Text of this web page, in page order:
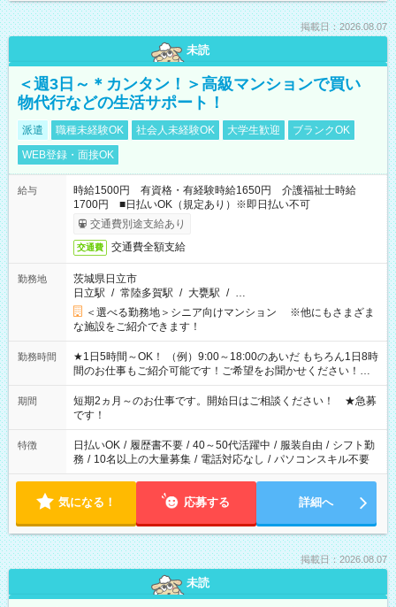
掲載日：2026.08.07
未読
＜週3日～＊カンタン！＞高級マンションで買い
物代行などの生活サポート！
派遣 職種未経験OK 社会人未経験OK 大学生歓迎
ブランクOK
WEB登録・面接OK
給与
時給1500円 有資格・有経験時給1650円 介護福祉士時給
1700円 ■日払いOK（規定あり）※即日払い不可
交通費別途支給あり
交通費 交通費全額支給
勤務地
茨城県日立市
日立駅 / 常陸多賀駅 / 大甕駅 / …
＜選べる勤務地＞シニア向けマンション ※他にもさまざま
な施設をご紹介できます！
勤務時間
★1日5時間～OK！ （例）9:00～18:00のあいだ もちろん1日8時
間のお仕事もご紹介可能です！ご希望をお聞かせください！★
家庭の都合でお休みが必要な場合も遠慮なくご相談ください。
※週最低15時間以上の勤務が必要です
期間
短期2ヵ月～のお仕事です。開始日はご相談ください！ ★急募
です！
特徴 日払いOK / 履歴書不要 / 40～50代活躍中 / 服装自由 / シフト勤
務 / 10名以上の大量募集 / 電話対応なし / パソコンスキル不要
気になる！ 応募する 詳細へ
掲載日：2026.08.07
未読